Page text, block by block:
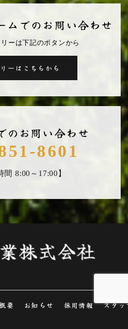
でのお問い合わせ
ーは下記のボタンから
ーはこちらから
お問い合わせ
8601
間 8:00～17:00】
要 お知らせ 採用情報 スタッ